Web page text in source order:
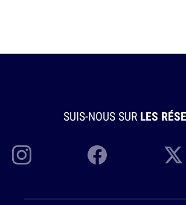
SUIS-NOUS SUR LES